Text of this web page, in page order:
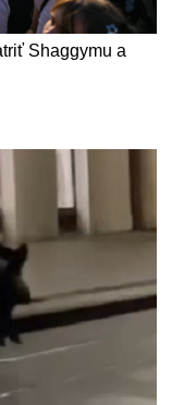
Shaggymu a